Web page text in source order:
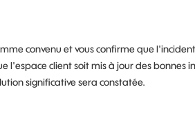
convenu et vous confirme que
l'espace client soit mis à jour des bonnes
significative sera constatée.